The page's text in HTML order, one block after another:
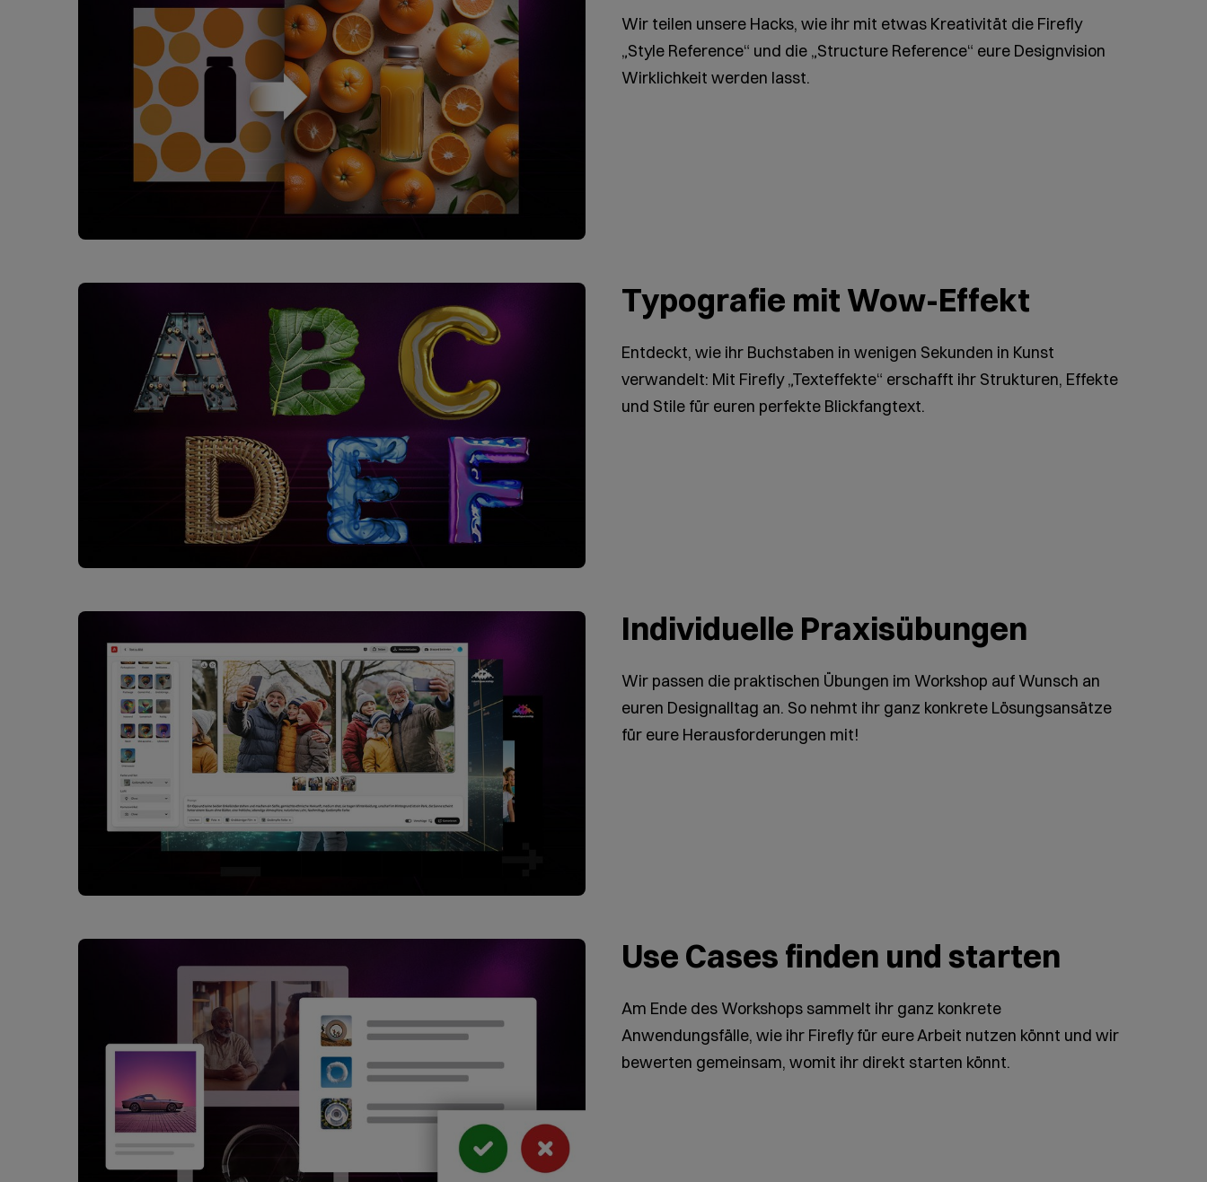
Wir teilen unsere Hacks, wie ihr mit etwas Kreativität die Firefly
„Style Reference“ und die „Structure Reference“ eure Designvision
Wirklichkeit werden lasst.
Typografie mit Wow-Effekt
Entdeckt, wie ihr Buchstaben in wenigen Sekunden in Kunst
verwandelt: Mit Firefly „Texteffekte“ erschafft ihr Strukturen, Effekte
und Stile für euren perfekte Blickfangtext.
Individuelle Praxisübungen
Wir passen die praktischen Übungen im Workshop auf Wunsch an
euren Designalltag an. So nehmt ihr ganz konkrete Lösungsansätze
für eure Herausforderungen mit!
Use Cases finden und starten
Am Ende des Workshops sammelt ihr ganz konkrete
Anwendungsfälle, wie ihr Firefly für eure Arbeit nutzen könnt und wir
bewerten gemeinsam, womit ihr direkt starten könnt.